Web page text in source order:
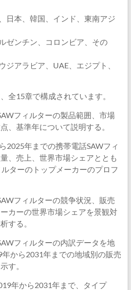
日本、韓国、インド、東南アジ
ゼンチン、コロンビア、その
ジアラビア、UAE、エジプト、
全15章で構成されています。
フィルターの製品範囲、市場
、基準年について説明する。
2025年までの携帯電話SAWフィ
、売上、世界市場シェアととも
ターのトップメーカーのプロフ
フィルターの競争状況、販売
カーの世界市場シェアを景観対
する。
フィルターの内訳データを地
から2031年までの地域別の販売
す。
年から2031年まで、タイプ